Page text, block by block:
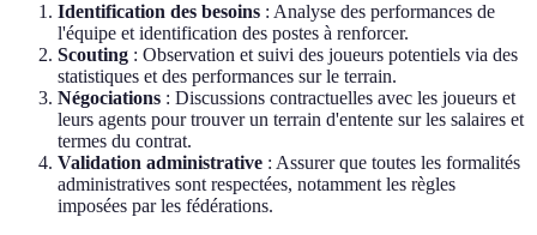
Identification des besoins : Analyse des performances de
l'équipe et identification des postes à renforcer.
Scouting : Observation et suivi des joueurs potentiels via des
statistiques et des performances sur le terrain.
Négociations : Discussions contractuelles avec les joueurs et
leurs agents pour trouver un terrain d'entente sur les salaires et
termes du contrat.
Validation administrative : Assurer que toutes les formalités
administratives sont respectées, notamment les règles
imposées par les fédérations.